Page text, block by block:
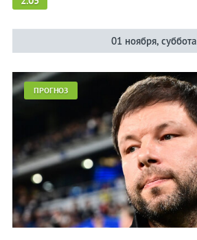
01 ноября, суббота
ПРОГНОЗ
Прогнозы
Букмекеры
Хоккей
Теннис
Бои